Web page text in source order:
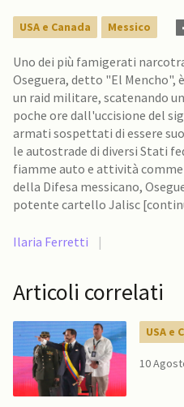
USA e Canada Messico
Uno dei più famigerati
Oseguera, detto "El Mencho",
un raid militare, scatenando
poche ore dall'uccisione del
armati sospettati di essere
le autostrade di diversi Stati
fiamme auto e attività commerciali. Stando al
della Difesa messicano,
potente cartello Jalisc
Ilaria Ferretti |
Articoli correlati
USA e
10